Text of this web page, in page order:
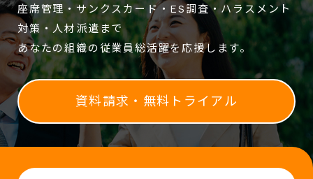
座席管理・サンクスカード・ES調査・ハラスメント
対策・人材派遣まで
あなたの組織の従業員総活躍を応援します。
資料請求・無料トライアル